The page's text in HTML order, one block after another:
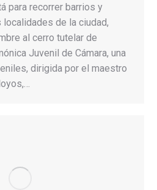
para recorrer barrios y
de la ciudad,
al cerro tutelar de
Juvenil de Cámara, una
dirigida por el maestro